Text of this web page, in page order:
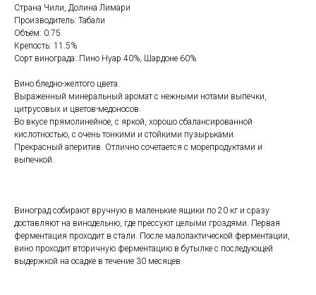
Страна Чили, Долина Лимари
Производитель: Табали
Объём: 0.75
Крепость: 11.5%
Сорт винограда: Пино Нуар 40%, Шардоне 60%
Вино бледно-желтого цвета.
Выраженный минеральный аромат с нежными нотами выпечки,
цитрусовых и цветов-медоносов.
Во вкусе прямолинейное, с яркой, хорошо сбалансированной
кислотностью, с очень тонкими и стойкими пузырьками.
Прекрасный аперитив. Отлично сочетается с морепродуктами и
выпечкой.
Виноград собирают вручную в маленькие ящики по 20 кг и сразу
доставляют на винодельню, где прессуют целыми гроздями. Первая
ферментация проходит в стали. После малолактической ферментации,
вино проходит вторичную ферментацию в бутылке с последующей
выдержкой на осадке в течение 30 месяцев.